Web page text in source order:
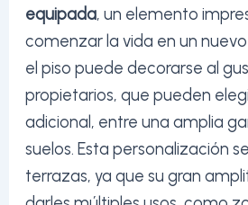
equipada, un elemento
comenzar la vida en un
el piso puede decorarse al
propietarios, que pueden
adicional, entre una amplia
suelos. Esta personalización
terrazas, ya que su gran